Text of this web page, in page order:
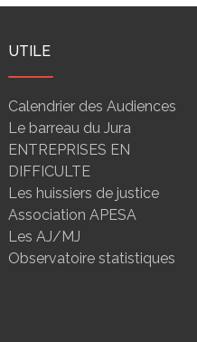
UTILE
Calendrier des Audiences
Le barreau du Jura
ENTREPRISES EN
DIFFICULTE
Les huissiers de justice
Association APESA
Les AJ/MJ
Observatoire statistiques